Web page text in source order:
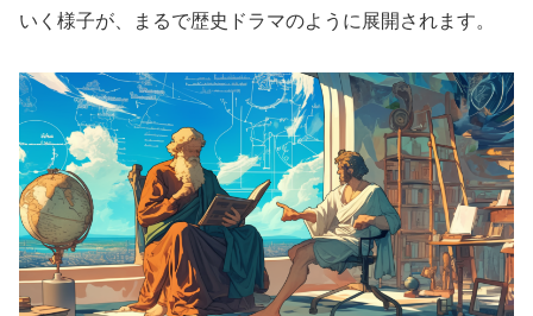
いく様子が、まるで歴史ドラマのように展開されます。